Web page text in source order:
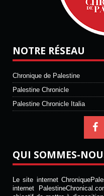
NOTRE RÉSEAU
Chronique de Palestine
Palestine Chronicle
Palestine Chronicle Italia
QUI SOMMES-
Le site internet
internet